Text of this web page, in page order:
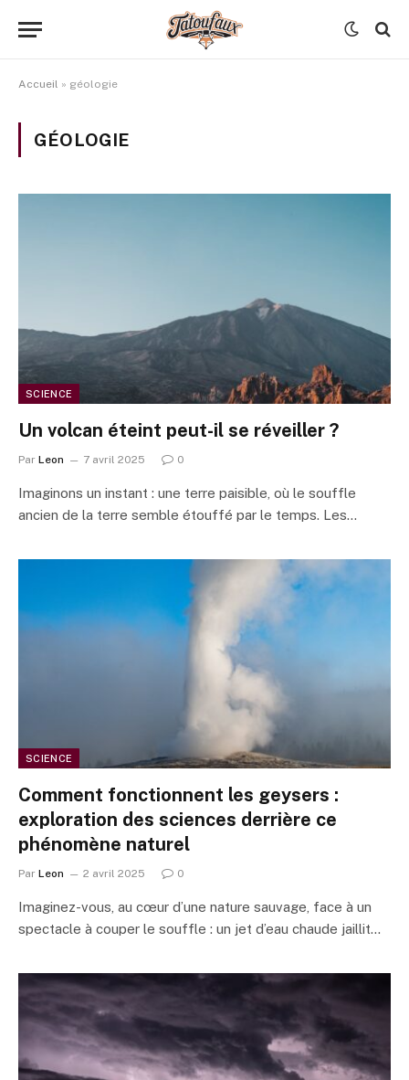
Accueil » géologie
GÉOLOGIE
SCIENCE
Un volcan éteint peut-il se réveiller ?
Par Leon 7 avril 2025 0
Imaginons un instant : une terre paisible, où le souffle
ancien de la terre semble étouffé par le temps. Les…
SCIENCE
Comment fonctionnent les geysers :
exploration des sciences derrière ce
phénomène naturel
Par Leon 2 avril 2025 0
Imaginez-vous, au cœur d’une nature sauvage, face à un
spectacle à couper le souffle : un jet d’eau chaude jaillit…